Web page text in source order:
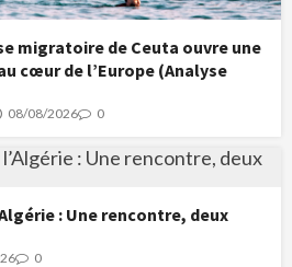
migratoire de Ceuta ouvre une
cœur de l’Europe (Analyse
08/08/2026 0
: Une rencontre, deux
0